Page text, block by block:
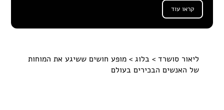
קראו עוד
ליאור סושרד > בלוג > מופע חושים ששיגע את המוחות
של האנשים הבכירים בעולם